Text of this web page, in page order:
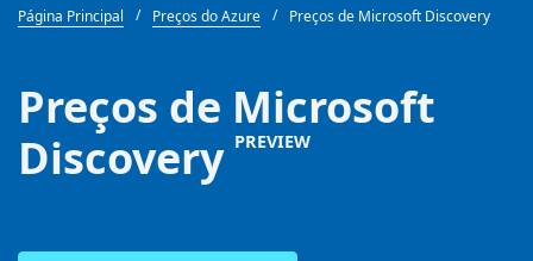
Página Principal Preços do Azure Preços de Microsoft Discovery
Preços de Microsoft
Discovery PREVIEW